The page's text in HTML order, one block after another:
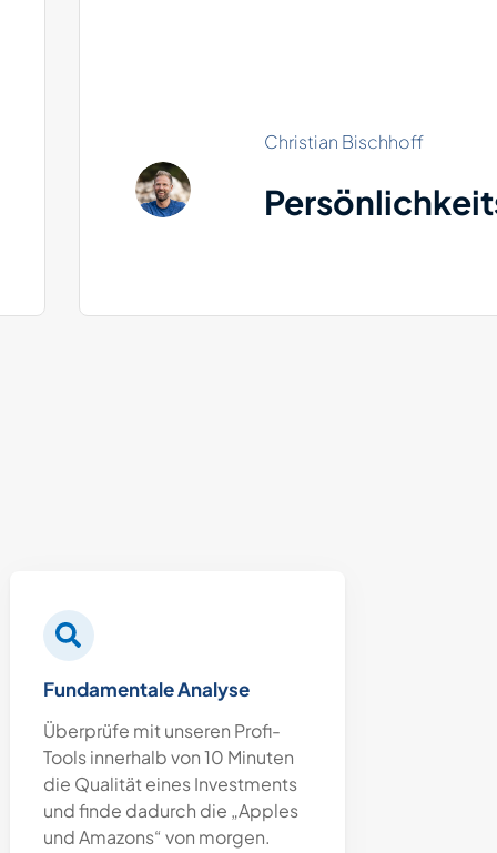
Christian Bischhoff
Fundamentale Analyse
Überprüfe mit unseren Profi-
Tools innerhalb von 10 Minuten
die Qualität eines Investments
und finde dadurch die „Apples
und Amazons“ von morgen.